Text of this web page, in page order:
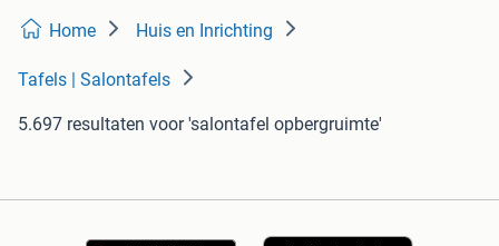
Home Huis en Inrichting
Tafels | Salontafels
5.697 resultaten voor 'salontafel opbergruimte'